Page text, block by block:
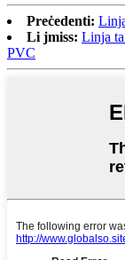
Preċedenti:
Li jmiss: Linja
PVC